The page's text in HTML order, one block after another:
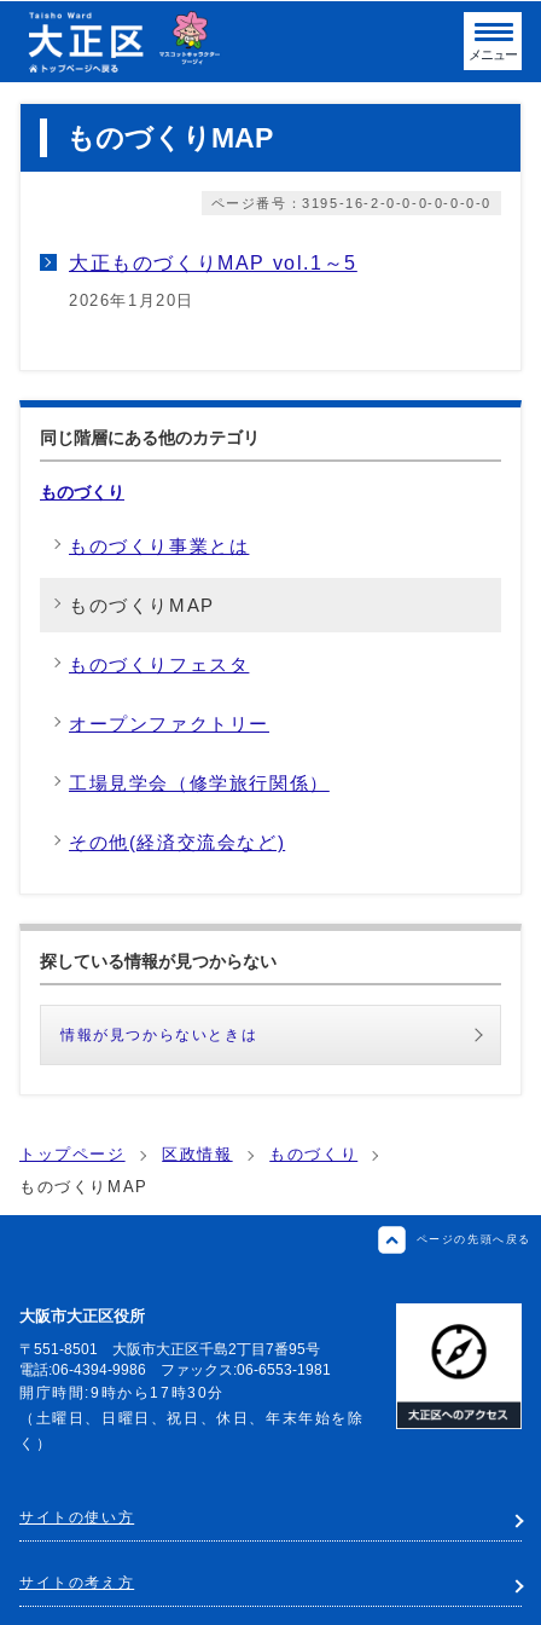
メニュー
ものづくりMAP
ページ番号：3195-16-2-0-0-0-0-0-0-0
大正ものづくりMAP vol.1～5
2026年1月20日
同じ階層にある他のカテゴリ
ものづくり
ものづくり事業とは
ものづくりMAP
ものづくりフェスタ
オープンファクトリー
工場見学会（修学旅行関係）
その他(経済交流会など)
探している情報が見つからない
情報が見つからないときは
トップページ 区政情報
ものづくり
ものづくりMAP
ページの先頭へ戻る
大阪市大正区役所
〒551-8501 大阪市大正区千島2丁目7番95号
電話:06-4394-9986 ファックス:06-6553-1981
開庁時間:9時から17時30分
（土曜日、日曜日、祝日、休日、年末年始を除
く）
サイトの使い方
サイトの考え方